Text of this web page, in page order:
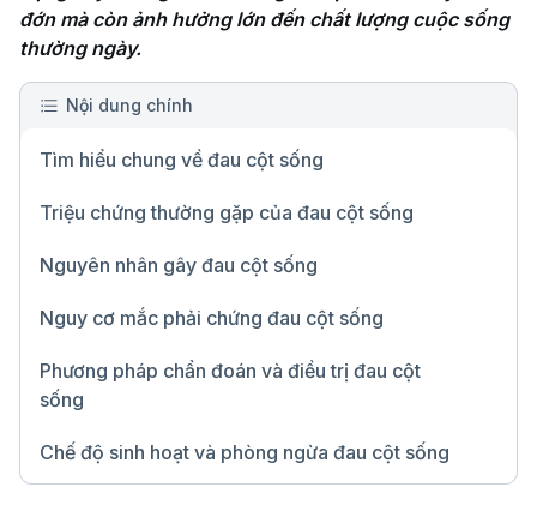
đớn mà còn ảnh hưởng lớn đến chất lượng cuộc sống
thường ngày.
Nội dung chính
Tìm hiểu chung về đau cột sống
Triệu chứng thường gặp của đau cột sống
Nguyên nhân gây đau cột sống
Nguy cơ mắc phải chứng đau cột sống
Phương pháp chẩn đoán và điều trị đau cột
sống
Chế độ sinh hoạt và phòng ngừa đau cột sống